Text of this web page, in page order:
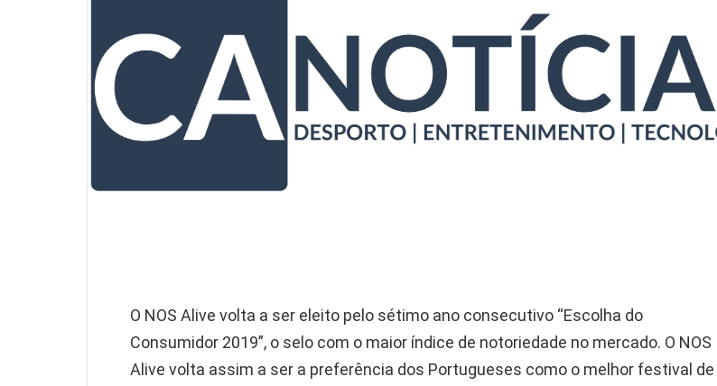
O NOS Alive volta a ser eleito pelo sétimo ano consecutivo “Escolha do
Consumidor 2019”, o selo com o maior índice de notoriedade no mercado. O NOS
Alive volta assim a ser a preferência dos Portugueses como o melhor festival de